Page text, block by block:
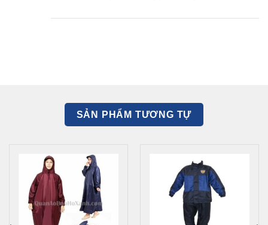
SẢN PHẨM TƯƠNG TỰ